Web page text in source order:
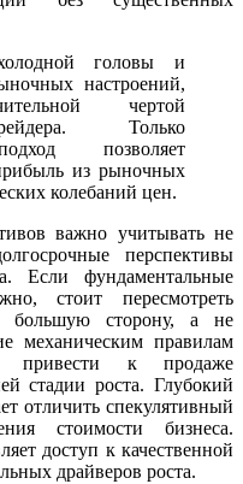
головы и
настроений,
чертой
Только
позволяет
из рыночных
колебаний цен.
важно учитывать не
перспективы
Если фундаментальные
стоит пересмотреть
большую сторону, а не
механическим правилам
привести к продаже
стадии роста. Глубокий
отличить спекулятивный
стоимости бизнеса.
доступ к качественной
драйверов роста.